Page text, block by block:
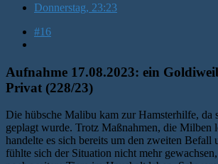
Donnerstag, 23:23
#16
Aufnahme 17.08.2023: ein
Privat (228/23)
Die hübsche Malibu kam zur Hamsterhilfe, da
geplagt wurde. Trotz Maßnahmen, die Milben
handelte es sich bereits um den zweiten Befall
fühlte sich der Situation nicht mehr